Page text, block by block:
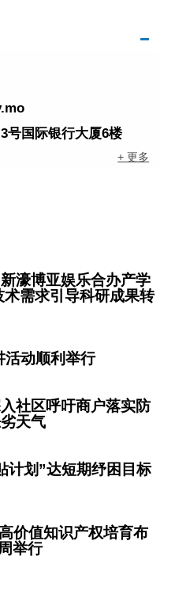
号国际银行大厦6楼
+ 更多
濠博亚娱乐合办产学
需求引导科研成果转
活动顺利举行
社区呼吁商户落实防
天气
计划”达短期纾困目标
价值知识产权培育布
举行